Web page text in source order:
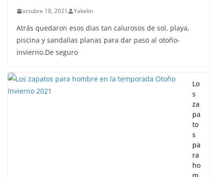
octubre 18, 2021 Yakelin
Atrás quedaron esos días tan calurosos de sol, playa,
piscina y sandalias planas para dar paso al otoño-
invierno.De seguro
Lo
s
za
pa
to
s
pa
ra
ho